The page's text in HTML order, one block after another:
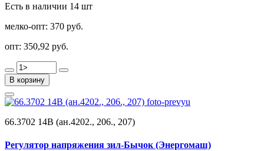
Есть в наличии 14 шт
мелко-опт: 370 руб.
опт: 350,92 руб.
В корзину
66.3702 14В (ан.4202., 206., 207)
Регулятор напряжения зил-Бычок (Энергомаш)